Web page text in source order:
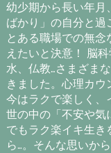
幼少期から長い年月
ばかり」の自分と過
とある職場での無
えたいと決意！ 脳
水、仏教…さまざま
きました。心理カウ
今はラクで楽しく
世の中の「不安や気
でもラク楽イキ生き
ら…。そんな思いか